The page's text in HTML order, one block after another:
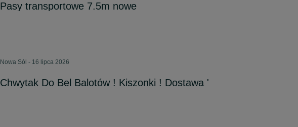
Pasy transportowe 7.5m nowe
Nowa Sól - 16 lipca 2026
Chwytak Do Bel Balotów ! Kiszonki ! Dostawa '